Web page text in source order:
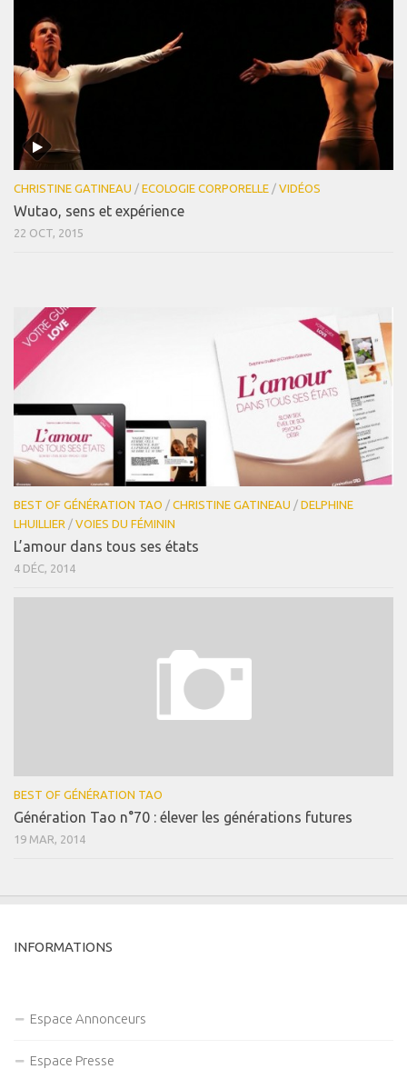
CHRISTINE GATINEAU / ECOLOGIE CORPORELLE / VIDÉOS
Wutao, sens et expérience
22 OCT, 2015
BEST OF GÉNÉRATION TAO / CHRISTINE GATINEAU / DELPHINE
LHUILLIER / VOIES DU FÉMININ
L’amour dans tous ses états
4 DÉC, 2014
BEST OF GÉNÉRATION TAO
Génération Tao n°70 : élever les générations futures
19 MAR, 2014
INFORMATIONS
Espace Annonceurs
Espace Presse